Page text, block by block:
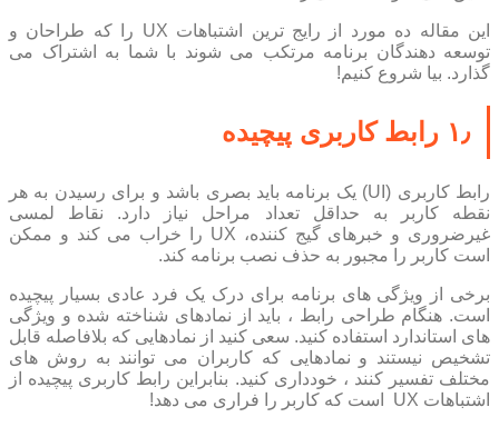
این مقاله ده مورد از رایج ترین اشتباهات UX را که طراحان و
توسعه دهندگان برنامه مرتکب می شوند با شما به اشتراک می
گذارد. بیا شروع کنیم!
۱٫ رابط کاربری پیچیده
رابط کاربری (UI) یک برنامه باید بصری باشد و برای رسیدن به هر
نقطه کاربر به حداقل تعداد مراحل نیاز دارد. نقاط لمسی
غیرضروری و خبرهای گیج کننده، UX را خراب می کند و ممکن
است کاربر را مجبور به حذف نصب برنامه کند.
برخی از ویژگی های برنامه برای درک یک فرد عادی بسیار پیچیده
است. هنگام طراحی رابط ، باید از نمادهای شناخته شده و ویژگی
های استاندارد استفاده کنید. سعی کنید از نمادهایی که بلافاصله قابل
تشخیص نیستند و نمادهایی که کاربران می توانند به روش های
مختلف تفسیر کنند ، خودداری کنید. بنابراین رابط کاربری پیچیده از
اشتباهات UX است که کاربر را فراری می دهد!